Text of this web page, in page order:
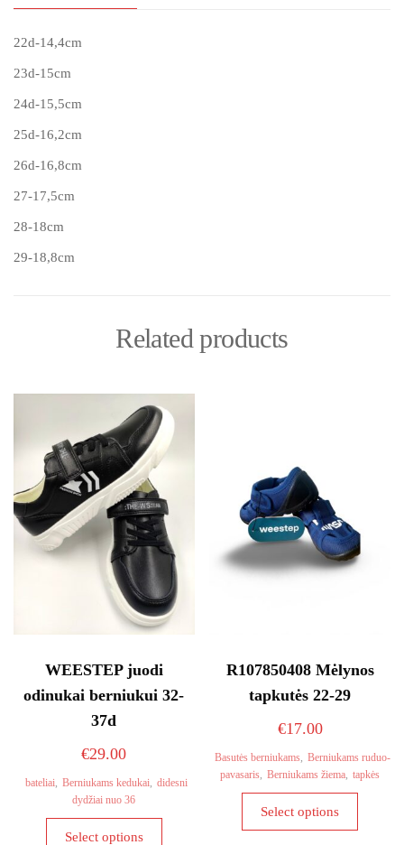
22d-14,4cm
23d-15cm
24d-15,5cm
25d-16,2cm
26d-16,8cm
27-17,5cm
28-18cm
29-18,8cm
Related products
WEESTEP juodi
odinukai berniukui 32-
37d
€29.00
bateliai Berniukams kedukai
didesni
dydžiai nuo 36
Select options
This
R107850408 Mėlynos
tapkutės 22-29
€17.00
Basutės berniukams, Berniukams ruduo-
pavasaris Berniukams žiema tapkės
Select options